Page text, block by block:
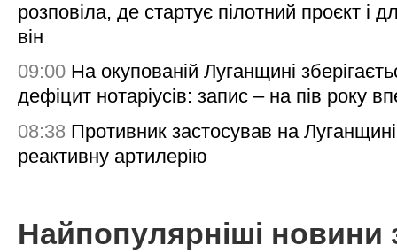
розповіла, де стартує пілотний проєкт і
він
09:00 На окупованій Луганщині
дефіцит нотаріусів: запис – на пів року
08:38 Противник застосував на Луганщині
реактивну артилерію
Найпопулярніші новини